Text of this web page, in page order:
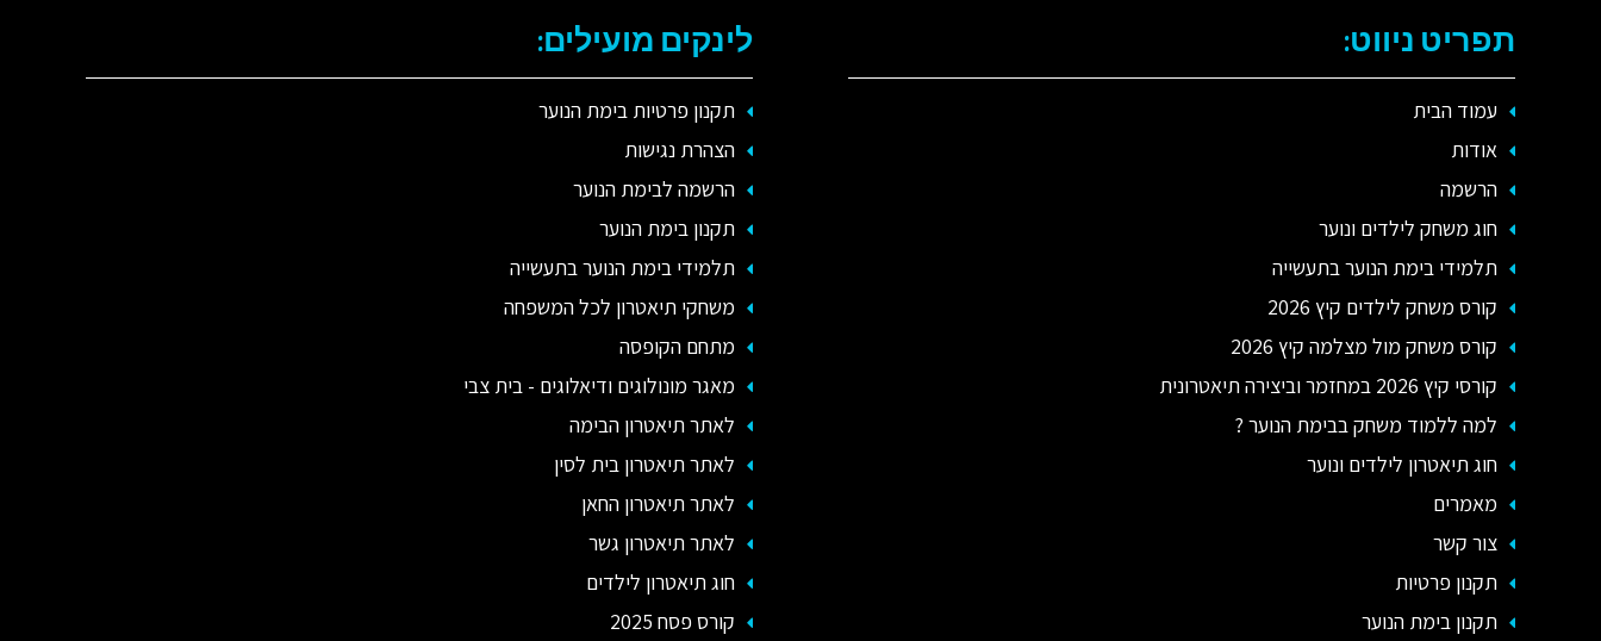
תפריט ניווט:
עמוד הבית
אודות
הרשמה
חוג משחק לילדים ונוער
תלמידי בימת הנוער בתעשייה
קורס משחק לילדים קיץ 2026
קורס משחק מול מצלמה קיץ 2026
קורסי קיץ 2026 במחזמר וביצירה תיאטרונית
למה ללמוד משחק בבימת הנוער ?
חוג תיאטרון לילדים ונוער
מאמרים
צור קשר
תקנון פרטיות
תקנון בימת הנוער
לינקים מועילים:
תקנון פרטיות בימת הנוער
הצהרת נגישות
הרשמה לבימת הנוער
תקנון בימת הנוער
תלמידי בימת הנוער בתעשייה
משחקי תיאטרון לכל המשפחה
מתחם הקופסה
מאגר מונולוגים ודיאלוגים - בית צבי
לאתר תיאטרון הבימה
לאתר תיאטרון בית לסין
לאתר תיאטרון החאן
לאתר תיאטרון גשר
חוג תיאטרון לילדים
קורס פסח 2025